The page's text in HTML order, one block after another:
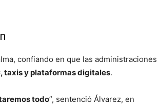
confiando en que las administraciones
taxis y plataformas digitales.
todo”, sentenció Álvarez, en